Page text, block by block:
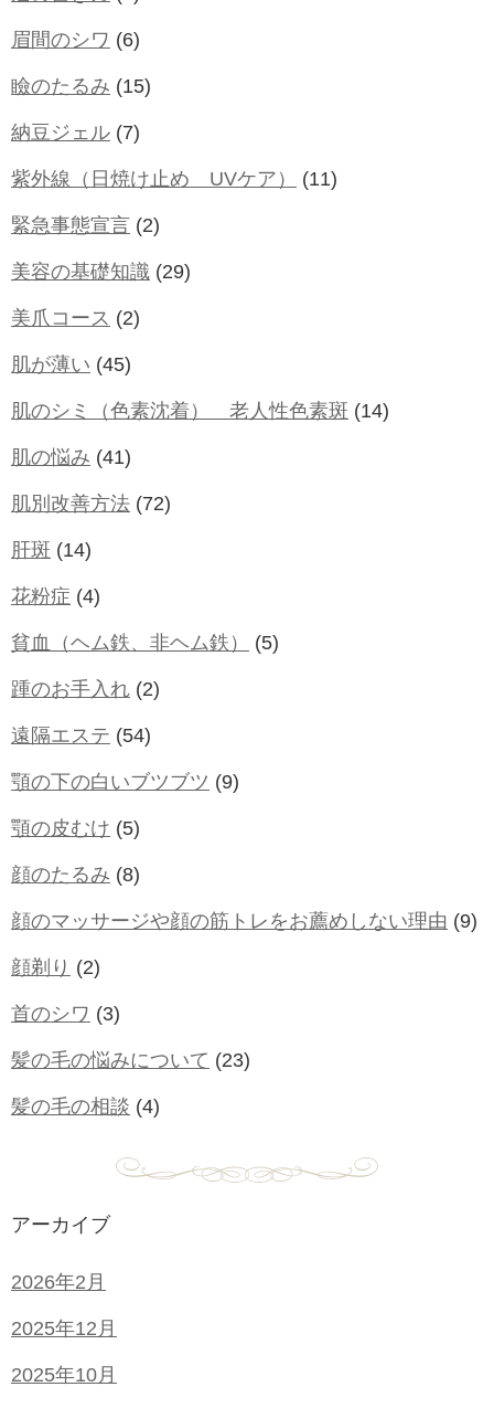
眉間のシワ (6)
瞼のたるみ (15)
納豆ジェル (7)
紫外線（日焼け止め UVケア） (11)
緊急事態宣言 (2)
美容の基礎知識 (29)
美爪コース (2)
肌が薄い (45)
肌のシミ（色素沈着） 老人性色素斑 (14)
肌の悩み (41)
肌別改善方法 (72)
肝斑 (14)
花粉症 (4)
貧血（ヘム鉄、非ヘム鉄） (5)
踵のお手入れ (2)
遠隔エステ (54)
顎の下の白いブツブツ (9)
顎の皮むけ (5)
顔のたるみ (8)
顔のマッサージや顔の筋トレをお薦めしない理由 (9)
顔剃り (2)
首のシワ (3)
髪の毛の悩みについて (23)
髪の毛の相談 (4)
アーカイブ
2026年2月
2025年12月
2025年10月